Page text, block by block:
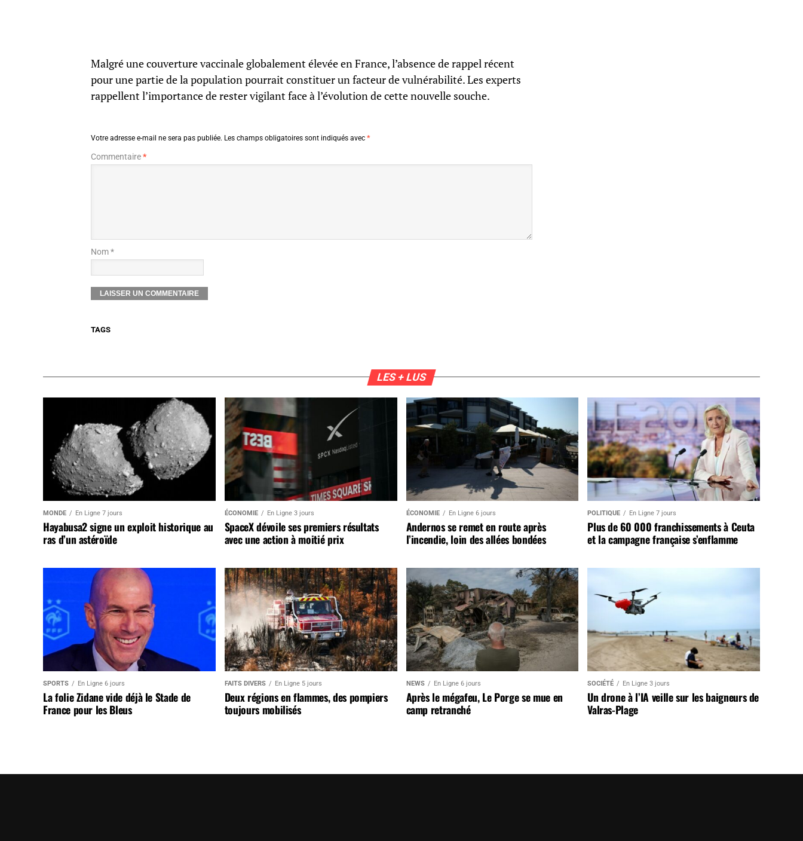
Malgré une couverture vaccinale globalement élevée en France, l’absence de rappel récent
pour une partie de la population pourrait constituer un facteur de vulnérabilité. Les experts
rappellent l’importance de rester vigilant face à l’évolution de cette nouvelle souche.
Votre adresse e-mail ne sera pas publiée. Les champs obligatoires sont indiqués avec *
Commentaire*
Nom *
TAGS
LES + LUS
MONDE En Ligne 7 jours
Hayabusa2 signe un exploit historique au
ras d’un astéroïde
ÉCONOMIE En Ligne 3 jours
SpaceX dévoile ses premiers résultats
avec une action à moitié prix
ÉCONOMIE En Ligne 6 jours
Andernos se remet en route après
l’incendie, loin des allées bondées
POLITIQUE En Ligne 7 jours
Plus de 60 000 franchissements à Ceuta
et la campagne française s’enflamme
SPORTS En Ligne 6 jours
La folie Zidane vide déjà le Stade de
France pour les Bleus
FAITS DIVERS En Ligne 5 jours
Deux régions en flammes, des pompiers
toujours mobilisés
NEWS En Ligne 6 jours
Après le mégafeu, Le Porge se mue en
camp retranché
SOCIÉTÉ En Ligne 3 jours
Un drone à l’IA veille sur les baigneurs de
Valras-Plage